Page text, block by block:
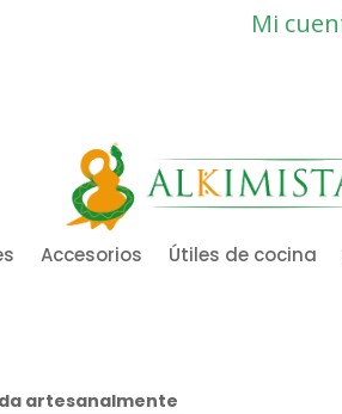
Mi
Accesorios Útiles de cocina
artesanalmente